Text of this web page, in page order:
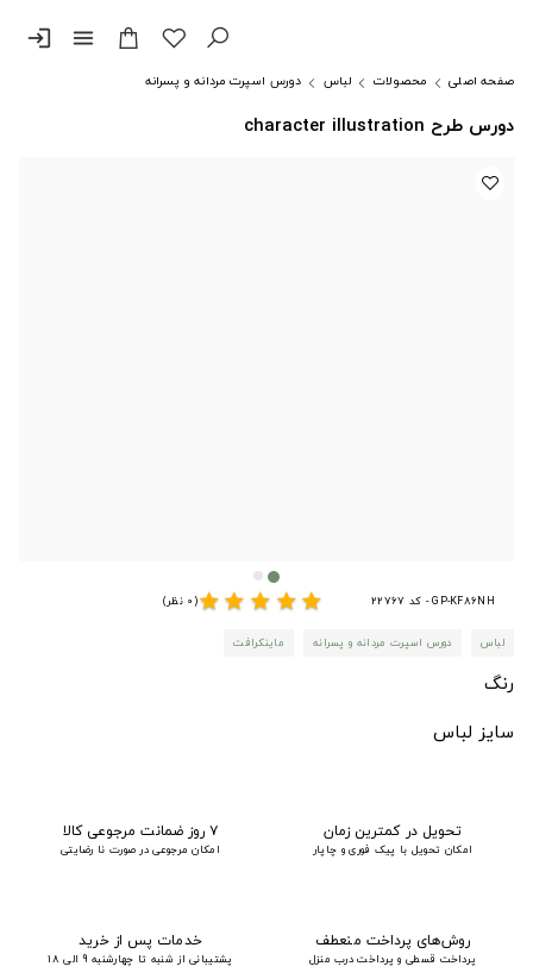
menu
login
صفحه اصلی محصولات لباس دورس اسپرت مردانه و پسرانه
دورس طرح character illustration
GP-KF86NH - کد 22767 star
star
star
star
star(0 نظر)
لباس دورس اسپرت مردانه و پسرانه ماینکرافت
رنگ
سایز لباس
تحویل در کمترین زمان
امکان تحویل با پیک فوری و چاپار
۷ روز ضمانت مرجوعی کالا
امکان مرجوعی در صورت نا رضایتی
روش‌های پرداخت منعطف
پرداخت قسطی و پرداخت درب منزل
خدمات پس از خرید
پشتیبانی از شنبه تا چهارشنبه 9 الی 18